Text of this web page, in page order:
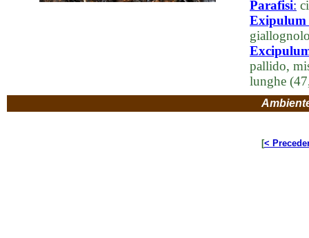
Parafisi:
Exipulum
pallido,
lunghe
[<